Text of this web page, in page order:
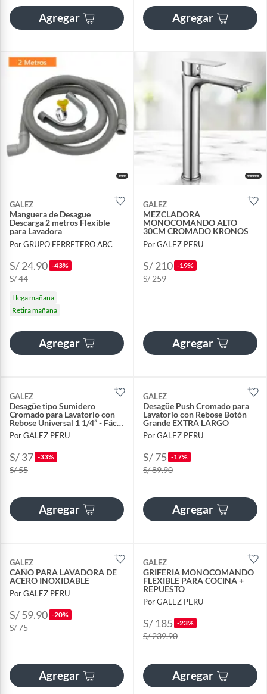
Agregar Agregar
GALEZ
Manguera de Desague
Descarga 2 metros Flexible
para Lavadora
Por GRUPO FERRETERO ABC
S/ 24.90 -43%
S/ 44
Llega mañana
Retira mañana
Agregar
GALEZ
MEZCLADORA
MONOCOMANDO ALTO
30CM CROMADO KRONOS
Por GALEZ PERU
S/ 210 -19%
S/ 259
Agregar
GALEZ
Desagüe tipo Sumidero
Cromado para Lavatorio con
Rebose Universal 1 1/4” - Fácil
Instalación
Por GALEZ PERU
S/ 37 -33%
S/ 55
Agregar
GALEZ
Desagüe Push Cromado para
Lavatorio con Rebose Botón
Grande EXTRA LARGO
Por GALEZ PERU
S/ 75 -17%
S/ 89.90
Agregar
GALEZ
CAÑO PARA LAVADORA DE
ACERO INOXIDABLE
Por GALEZ PERU
S/ 59.90 -20%
S/ 75
Agregar
GALEZ
GRIFERIA MONOCOMANDO
FLEXIBLE PARA COCINA +
REPUESTO
Por GALEZ PERU
S/ 185 -23%
S/ 239.90
Agregar